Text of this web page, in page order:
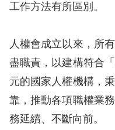
消
人
權
業
務
工作方法有所區別。
人權會成立以來，所
盡職責，以建構符合
元的國家人權機構，
靠，推動各項職權業
務延續、不斷向前。